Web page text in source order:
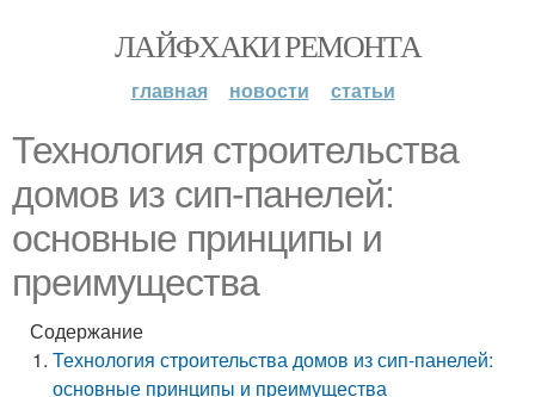
ЛАЙФХАКИ РЕМОНТА
главная новости статьи
Технология строительства
домов из сип-панелей:
основные принципы и
преимущества
Содержание
Технология строительства домов из сип-панелей:
основные принципы и преимущества